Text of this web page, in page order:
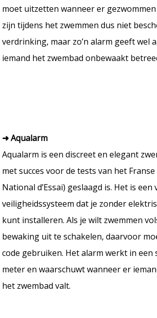
moet uitzetten wanneer er
zijn tijdens het zwemmen dus niet
verdrinking, maar zo’n alarm geeft wel
iemand het zwembad onbewaakt
➜ Aqualarm
Aqualarm is een discreet en elegant
met succes voor de tests van het
National d’Essai) geslaagd is. Het is
veiligheidssysteem dat je zonder
kunt installeren. Als je wilt zwemmen
bewaking uit te schakelen, daarvoor
code gebruiken. Het alarm werkt in een
meter en waarschuwt wanneer er
het zwembad valt.